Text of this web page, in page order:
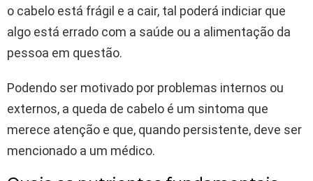
o cabelo está frágil e a cair, tal poderá indiciar que
algo está errado com a saúde ou a alimentação da
pessoa em questão.
Podendo ser motivado por problemas internos ou
externos, a queda de cabelo é um sintoma que
merece atenção e que, quando persistente, deve ser
mencionado a um médico.